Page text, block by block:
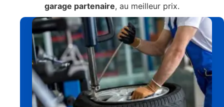
garage partenaire, au meilleur prix.